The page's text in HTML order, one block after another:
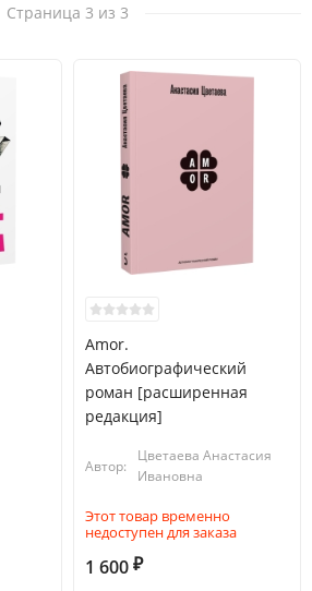
Страница 3 из 3
Amor.
Автобиографический
роман [расширенная
редакция]
Автор:
Цветаева Анастасия
Ивановна
Этот товар временно
недоступен для заказа
1 600 ₽